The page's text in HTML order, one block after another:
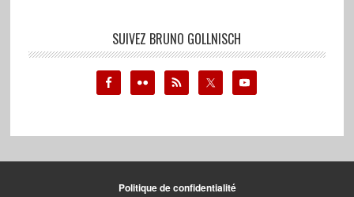
SUIVEZ BRUNO GOLLNISCH
Politique de confidentialité